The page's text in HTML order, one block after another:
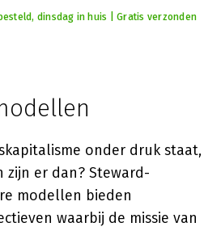
dinsdag in huis | Gratis verzonden
onder druk staat,
er dan? Steward-
modellen bieden
waarbij de missie van